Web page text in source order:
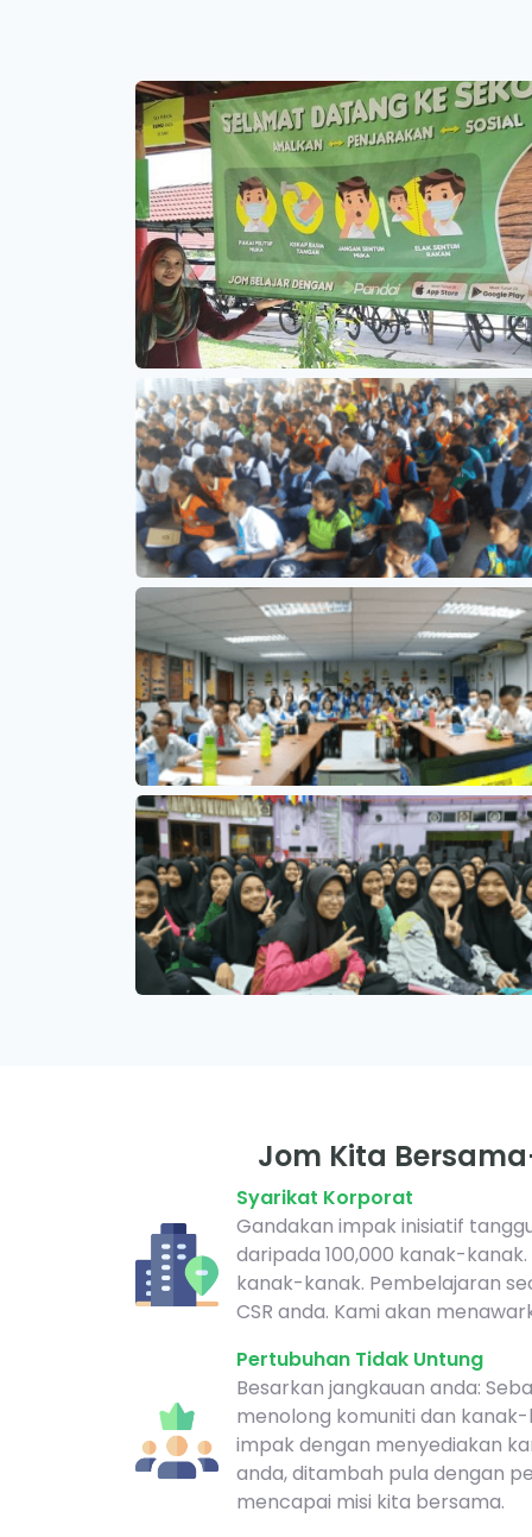
Jom Kita
Syarikat Korporat
Gandakan impak inisiatif
daripada 100,000 kanak-
kanak-kanak. Pembelajaran
CSR anda. Kami akan
Pertubuhan Tidak Untung
Besarkan jangkauan anda:
menolong komuniti dan
impak dengan menyediakan
anda, ditambah pula dengan
mencapai misi kita bersama.